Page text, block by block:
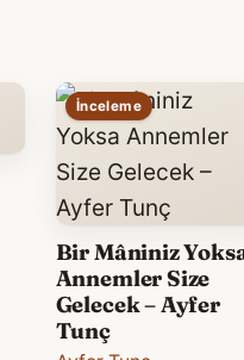
İnceleme
Bir Mâniniz
Annemler Size
Gelecek – Ayfer
Tunç